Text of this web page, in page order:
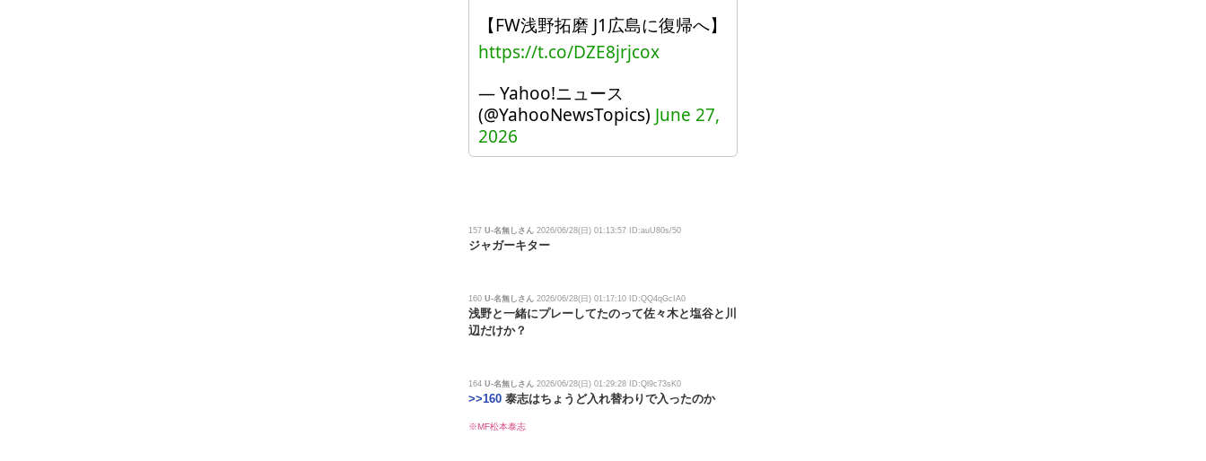
【FW浅野拓磨 J1広島に復帰へ】
https://t.co/DZE8jrjcox
— Yahoo!ニュース
(@YahooNewsTopics) June 27,
2026
157 U-名無しさん 2026/06/28(日) 01:13:57 ID:auU80s/50
ジャガーキター
160 U-名無しさん 2026/06/28(日) 01:17:10 ID:QQ4qGcIA0
浅野と一緒にプレーしてたのって佐々木と塩谷と川
辺だけか？
164 U-名無しさん 2026/06/28(日) 01:29:28 ID:Ql9c73sK0
>>160 泰志はちょうど入れ替わりで入ったのか
※MF松本泰志